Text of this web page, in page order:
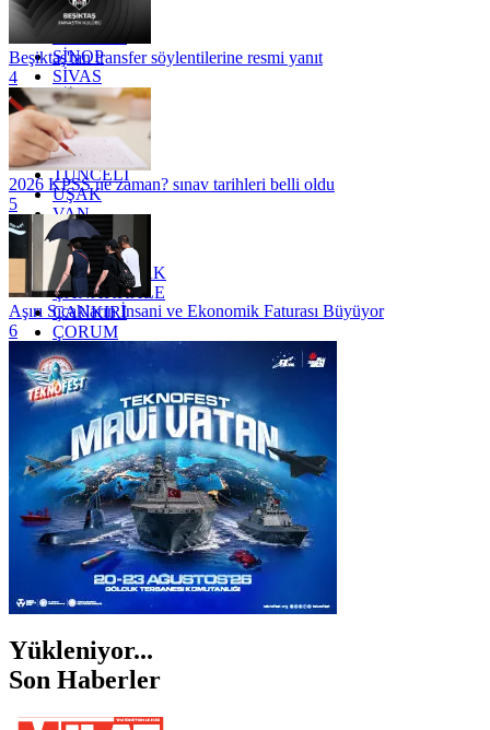
SAKARYA
SİNOP
SİVAS
SİİRT
TEKİRDAĞ
TOKAT
TRABZON
TUNCELİ
UŞAK
VAN
YALOVA
YOZGAT
ZONGULDAK
ÇANAKKALE
ÇANKIRI
ÇORUM
İSTANBUL
İZMİR
ŞANLIURFA
ŞIRNAK
Beşiktaş'tan transfer söylentilerine resmi yanıt
4
2026 KPSS ne zaman? sınav tarihleri belli oldu
5
Aşırı Sıcakların İnsani ve Ekonomik Faturası Büyüyor
6
Yükleniyor...
Son Haberler